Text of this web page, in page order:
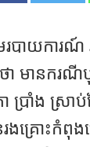
របាយការ
ា មានករណី
ប្រាំង ស្រ
គ្រោះកំពុង